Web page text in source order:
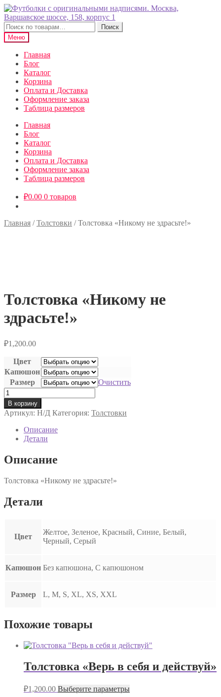
Перейти
к
навигации
Перейти
к
содержимому
Искать:
Поиск
Меню
Главная
Блог
Каталог
Корзина
Оплата и Доставка
Оформление заказа
Таблица размеров
Главная
Блог
Каталог
Корзина
Оплата и Доставка
Оформление заказа
Таблица размеров
₽0.00 0 товаров
Главная /Толстовки /Толстовка «Никому не здрасьте!»
Толстовка «Никому не
здрасьте!»
₽1,200.00
Цвет
Капюшон
Размер
Очистить
Количество
товара
Толстовка
"Никому
здрасьте!"
В корзину
Артикул: Н/Д Категория: Толстовки
Описание
Детали
Описание
Толстовка «Никому не здрасьте!»
Детали
Цвет
Желтое, Зеленое, Красный, Синие, Белый,
Черный, Серый
Капюшон Без капюшона, С капюшоном
Размер L, M, S, XL, XS, XXL
Похожие товары
Толстовка «Верь в себя и действуй»
₽1,200.00 Выберите параметры